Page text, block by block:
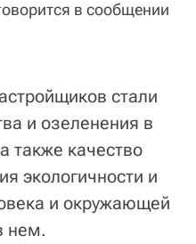
в сообщении
стали
и озеленения в
также качество
экологичности и
и окружающей
нем.